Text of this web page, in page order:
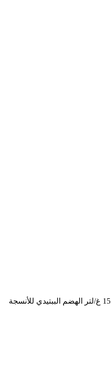
كريمي فاتح، صافٍ إلى عكر قليلاً. الأس الهيدروجيني (25°م): ‎7.4 ± 0.2 يُستخدم لزراعة والحفاظ على مجموعة واسعة من الكائنات الحية الدقيقة. المكونات (غرام/لتر): أجار: ‎15.00 غ/لتر الهضم الببتيدي للأنسجة